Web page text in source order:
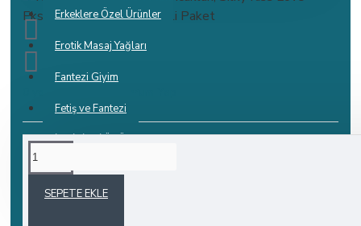
Erkeklere Özel Ürünler
Erotik Masaj Yağları
Fantezi Giyim
Fetiş ve Fantezi
İNDİRİMLİ ÜRÜNLER
Kadınlara Özel Ürünler
Kampanyalı Ürünler
SEPETE EKLE